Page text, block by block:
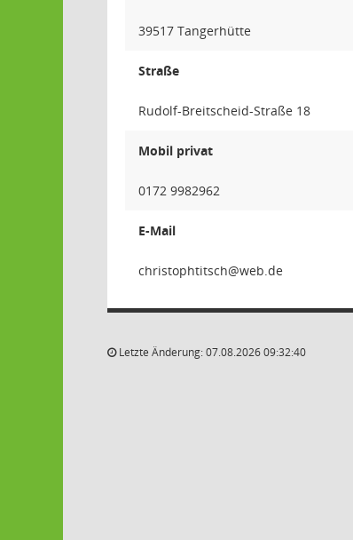
39517 Tangerhütte
Straße
Rudolf-Breitscheid-Straße 18
Mobil privat
0172 9982962
E-Mail
hcstith
Letzte Änderung: 07.08.2026 09:32:40